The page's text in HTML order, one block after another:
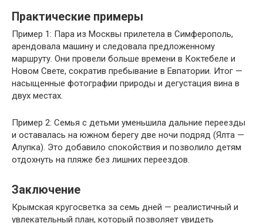
Практические примеры
Пример 1: Пара из Москвы прилетела в Симферополь,
арендовала машину и следовала предложенному
маршруту. Они провели больше времени в Коктебеле и
Новом Свете, сократив пребывание в Евпатории. Итог —
насыщенные фотографии природы и дегустация вина в
двух местах.
Пример 2: Семья с детьми уменьшила дальние переезды
и оставалась на южном берегу две ночи подряд (Ялта —
Алупка). Это добавило спокойствия и позволило детям
отдохнуть на пляже без лишних переездов.
Заключение
Крымская кругосветка за семь дней — реалистичный и
увлекательный план, который позволяет увидеть